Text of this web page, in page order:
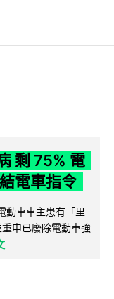
剩 75% 電
電車指令
動車車主患有「里
申已廢除電動車強